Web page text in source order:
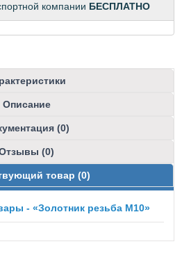
компании БЕСПЛАТНО
Описание
(0)
(0)
товар (0)
- «Золотник резьба М10»